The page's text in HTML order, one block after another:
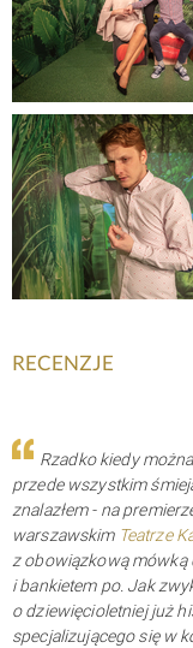
RECENZJE
Rzadko kiedy
przede wszystkim
znalazłem - na
warszawskim Teatrze
z obowiązkową mówką
i bankietem po. Jak
o dziewięcioletniej już
specjalizującego się w